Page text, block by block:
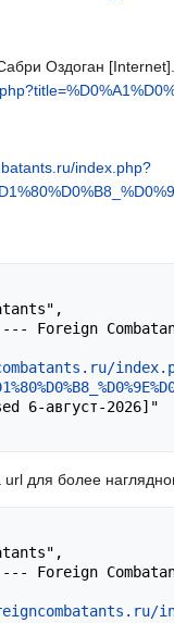
Оздоган
index.php?
url для более